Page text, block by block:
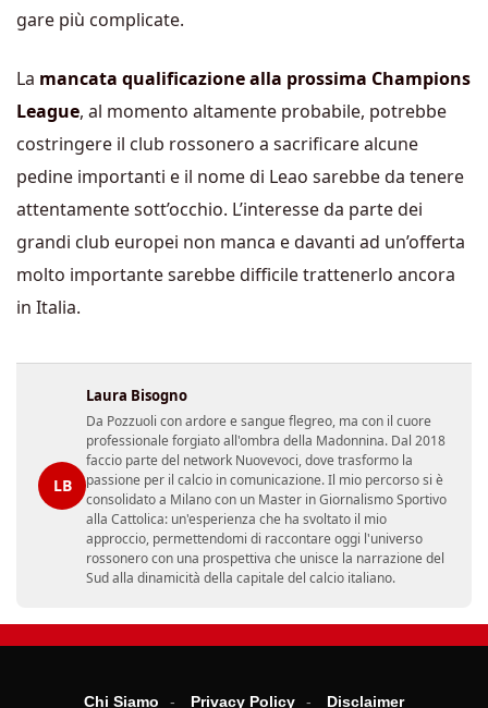
gare più complicate.
La mancata qualificazione alla prossima Champions
League, al momento altamente probabile, potrebbe
costringere il club rossonero a sacrificare alcune
pedine importanti e il nome di Leao sarebbe da tenere
attentamente sott’occhio. L’interesse da parte dei
grandi club europei non manca e davanti ad un’offerta
molto importante sarebbe difficile trattenerlo ancora
in Italia.
LB
Laura Bisogno
Da Pozzuoli con ardore e sangue flegreo, ma con il cuore
professionale forgiato all'ombra della Madonnina. Dal 2018
faccio parte del network Nuovevoci, dove trasformo la
passione per il calcio in comunicazione. Il mio percorso si è
consolidato a Milano con un Master in Giornalismo Sportivo
alla Cattolica: un'esperienza che ha svoltato il mio
approccio, permettendomi di raccontare oggi l'universo
rossonero con una prospettiva che unisce la narrazione del
Sud alla dinamicità della capitale del calcio italiano.
Chi Siamo Privacy Policy Disclaimer